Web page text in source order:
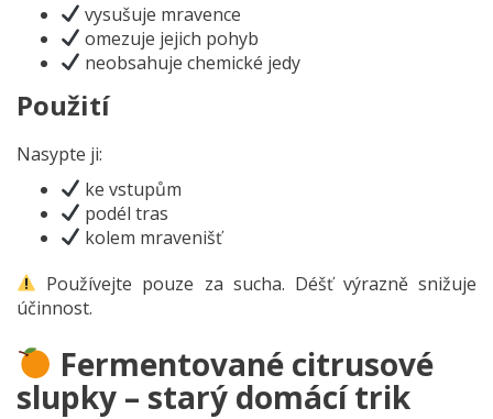
vysušuje mravence
omezuje jejich pohyb
neobsahuje chemické jedy
Použití
Nasypte ji:
ke vstupům
podél tras
kolem mravenišť
Používejte pouze za sucha. Déšť výrazně snižuje
účinnost.
Fermentované citrusové
slupky – starý domácí trik